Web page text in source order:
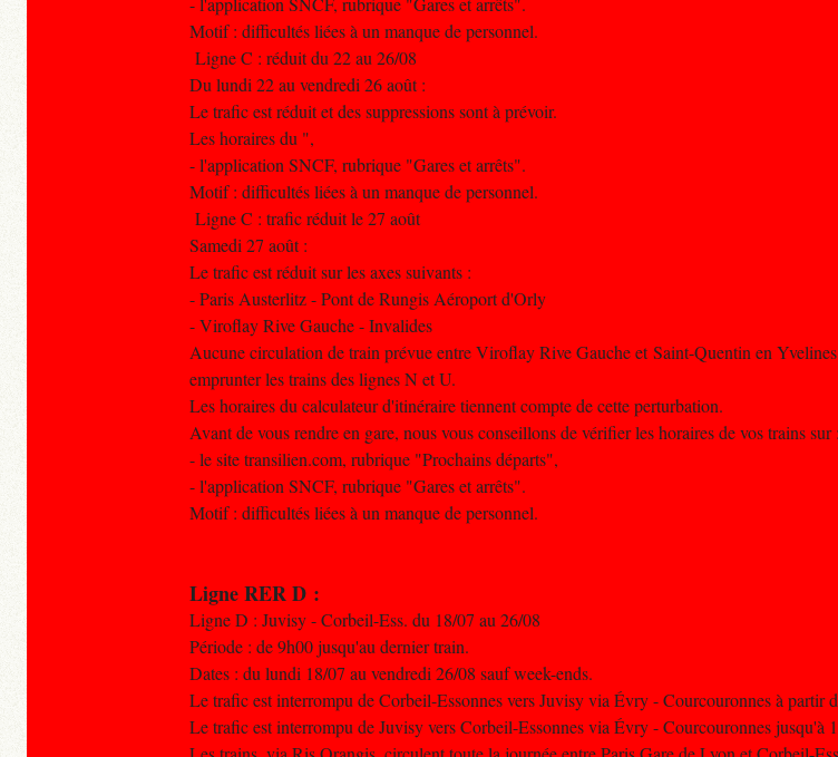
Motif : difficultés liées à un manque de personnel.
Ligne C : réduit du 22 au 26/08
Du lundi 22 au vendredi 26 août :
Le trafic est réduit et des suppressions sont à prévoir.
Les horaires du ",
- l'application SNCF, rubrique "Gares et arrêts".
Motif : difficultés liées à un manque de personnel.
Ligne C : trafic réduit le 27 août
Samedi 27 août :
Le trafic est réduit sur les axes suivants :
- Paris Austerlitz - Pont de Rungis Aéroport d'Orly
- Viroflay Rive Gauche - Invalides
Aucune circulation de train prévue entre Viroflay Rive Gauche et Saint-Quentin en
emprunter les trains des lignes N et U.
Les horaires du calculateur d'itinéraire tiennent compte de cette perturbation.
Avant de vous rendre en gare, nous vous conseillons de vérifier les horaires de vos trains sur :
- le site transilien.com, rubrique "Prochains départs",
- l'application SNCF, rubrique "Gares et arrêts".
Motif : difficultés liées à un manque de personnel.
Ligne RER D :
Ligne D : Juvisy - Corbeil-Ess. du 18/07 au 26/08
Période : de 9h00 jusqu'au dernier train.
Dates : du lundi 18/07 au vendredi 26/08 sauf week-ends.
Le trafic est interrompu de Corbeil-Essonnes vers Juvisy via Évry - Courcouronnes à partir
Le trafic est interrompu de Juvisy vers Corbeil-Essonnes via Évry - Courcouronnes jusqu'à